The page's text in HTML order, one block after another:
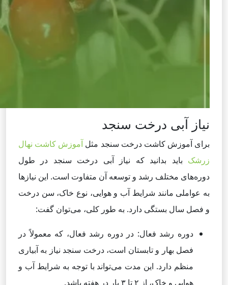
نیاز آبی درخت سنجد
برای آموزش کاشت درخت سنجد مثل آموزش کاشت نهال
زرشک باید بدانید که نیاز آبی درخت سنجد در طول
دوره‌های مختلف رشد و توسعه آن متفاوت است. این نیازها
به عواملی مانند شرایط آب و هوایی، نوع خاک، سن درخت
و فصل سال بستگی دارد. به طور کلی، می‌توان گفت:
دوره رشد فعال: در دوره رشد فعال، که معمولاً در
فصل بهار و تابستان است، درخت سنجد نیاز به آبیاری
منظم دارد. این مدت می‌تواند با توجه به شرایط آب و
هوایی و خاک، از ۲ تا ۳ بار در هفته باشد.